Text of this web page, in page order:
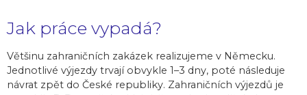
Jak práce vypadá?
Většinu zahraničních zakázek realizujeme v Německu.
Jednotlivé výjezdy trvají obvykle 1–3 dny, poté následuje
návrat zpět do České republiky. Zahraničních výjezdů je